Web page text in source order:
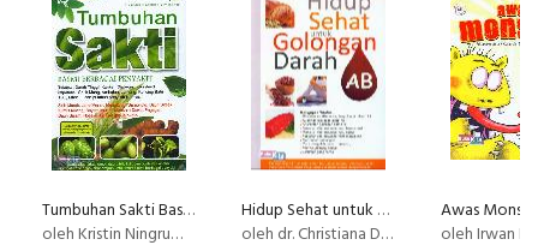
Tumbuhan Sakti Basmi Berbagai Penyakit (full color)
oleh Kristin Ningrum & Met Murtie
Hidup Sehat untuk Golongan Darah AB
oleh dr. Christiana Dwi Setyaningsih & Irmawati, S.Si.Apt.
Awas
oleh Irwan